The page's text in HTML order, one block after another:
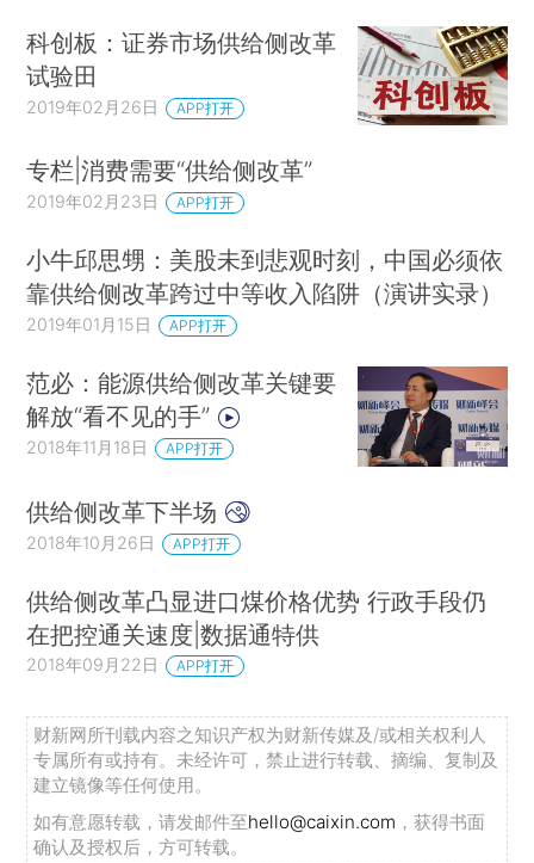
科创板：证券市场供给侧改革
试验田
2019年02月26日 APP打开
专栏|消费需要“供给侧改革”
2019年02月23日 APP打开
小牛邱思甥：美股未到悲观时刻，中国必须依
靠供给侧改革跨过中等收入陷阱（演讲实录）
2019年01月15日 APP打开
范必：能源供给侧改革关键要
解放“看不见的手”
2018年11月18日 APP打开
供给侧改革下半场
2018年10月26日 APP打开
供给侧改革凸显进口煤价格优势 行政手段仍
在把控通关速度|数据通特供
2018年09月22日 APP打开
财新网所刊载内容之知识产权为财新传媒及/或相关权利人
专属所有或持有。未经许可，禁止进行转载、摘编、复制及
建立镜像等任何使用。
如有意愿转载，请发邮件至hello@caixin.com ，获得书面
确认及授权后，方可转载。